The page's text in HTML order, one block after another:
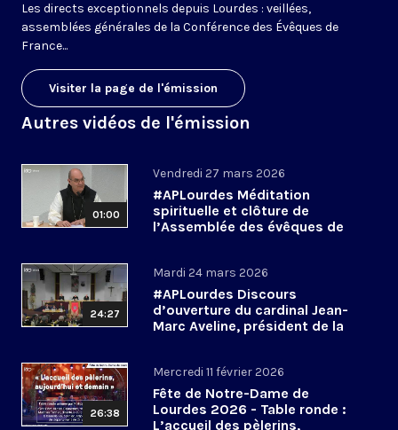
Les directs exceptionnels depuis Lourdes : veillées,
assemblées générales de la Conférence des Évêques de
France...
Visiter la page de l'émission
Autres vidéos de l'émission
01:00
Vendredi 27 mars 2026
#APLourdes Méditation
spirituelle et clôture de
l’Assemblée des évêques de
24:27
Mardi 24 mars 2026
#APLourdes Discours
d’ouverture du cardinal Jean-
Marc Aveline, président de la
26:38
Mercredi 11 février 2026
Fête de Notre-Dame de
Lourdes 2026 - Table ronde :
L’accueil des pèlerins,